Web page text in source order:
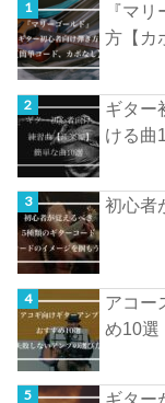
『マ
方【カ
ギター
ける曲
初心者
アコー
め10選
ギター